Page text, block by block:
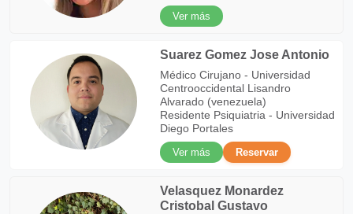
Ver más
Suarez Gomez Jose Antonio
Médico Cirujano - Universidad
Centrooccidental Lisandro
Alvarado (venezuela)
Residente Psiquiatria - Universidad
Diego Portales
Ver más
Reservar
Velasquez Monardez
Cristobal Gustavo